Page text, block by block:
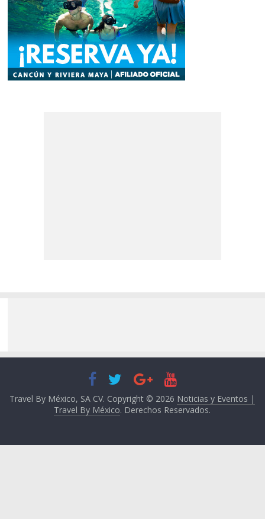
Travel By México, SA CV. Copyright © 2026 Noticias y Eventos |
Travel By México. Derechos Reservados.